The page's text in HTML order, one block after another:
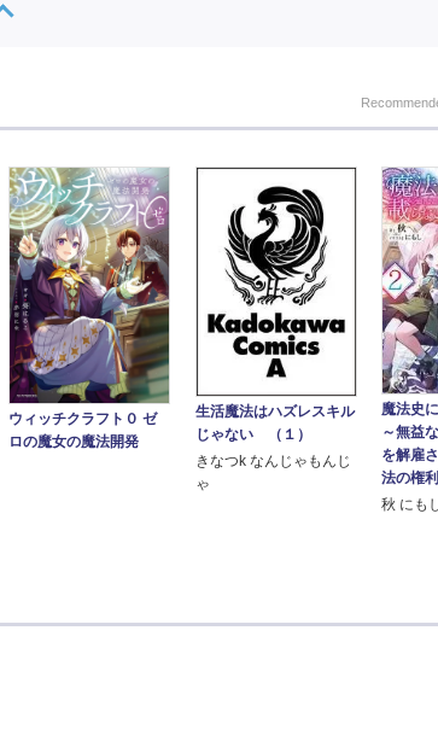
ウィッチクラフト０ ゼ
ロの魔女の魔法開発
生活魔法はハズレスキル
じゃない （１）
きなつk なんじゃもんじ
ゃ
魔法史
～無益
を解雇
法の権
秋 にも